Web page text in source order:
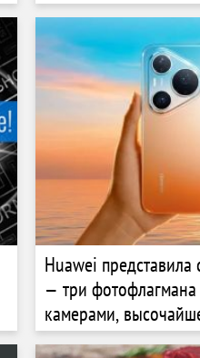
Huawei
— три
камерами,